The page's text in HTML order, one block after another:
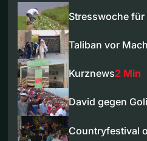
Stresswoche
Taliban vor
Kurznews2 Min
David gegen
Countryfestival